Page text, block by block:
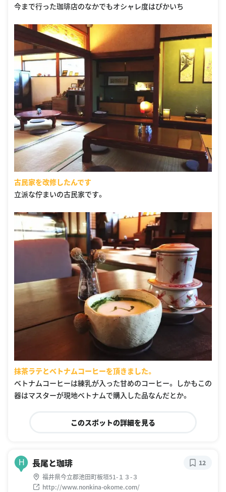
今まで行った珈琲店のなかでもオシャレ度はぴかいち
古民家を改修したんです
立派な佇まいの古民家です。
抹茶ラテとベトナムコーヒーを頂きました。
ベトナムコーヒーは練乳が入った甘めのコーヒー。 しかもこの
器はマスターが現地ベトナムで購入した品なんだとか。
このスポットの詳細を見る
H 長尾と珈琲
福井県今立郡池田町板垣51-１３-３
http://www.nonkina-okome.com/
12